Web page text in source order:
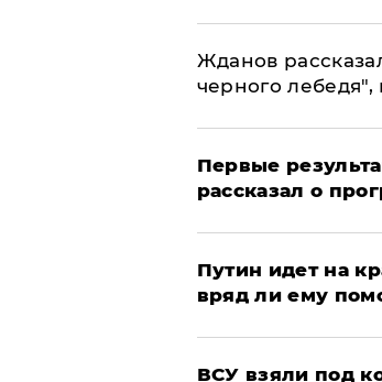
Жданов
черного лебедя",
Первые
рассказал о
Путин идет на
вряд ли ему
ВСУ взяли под